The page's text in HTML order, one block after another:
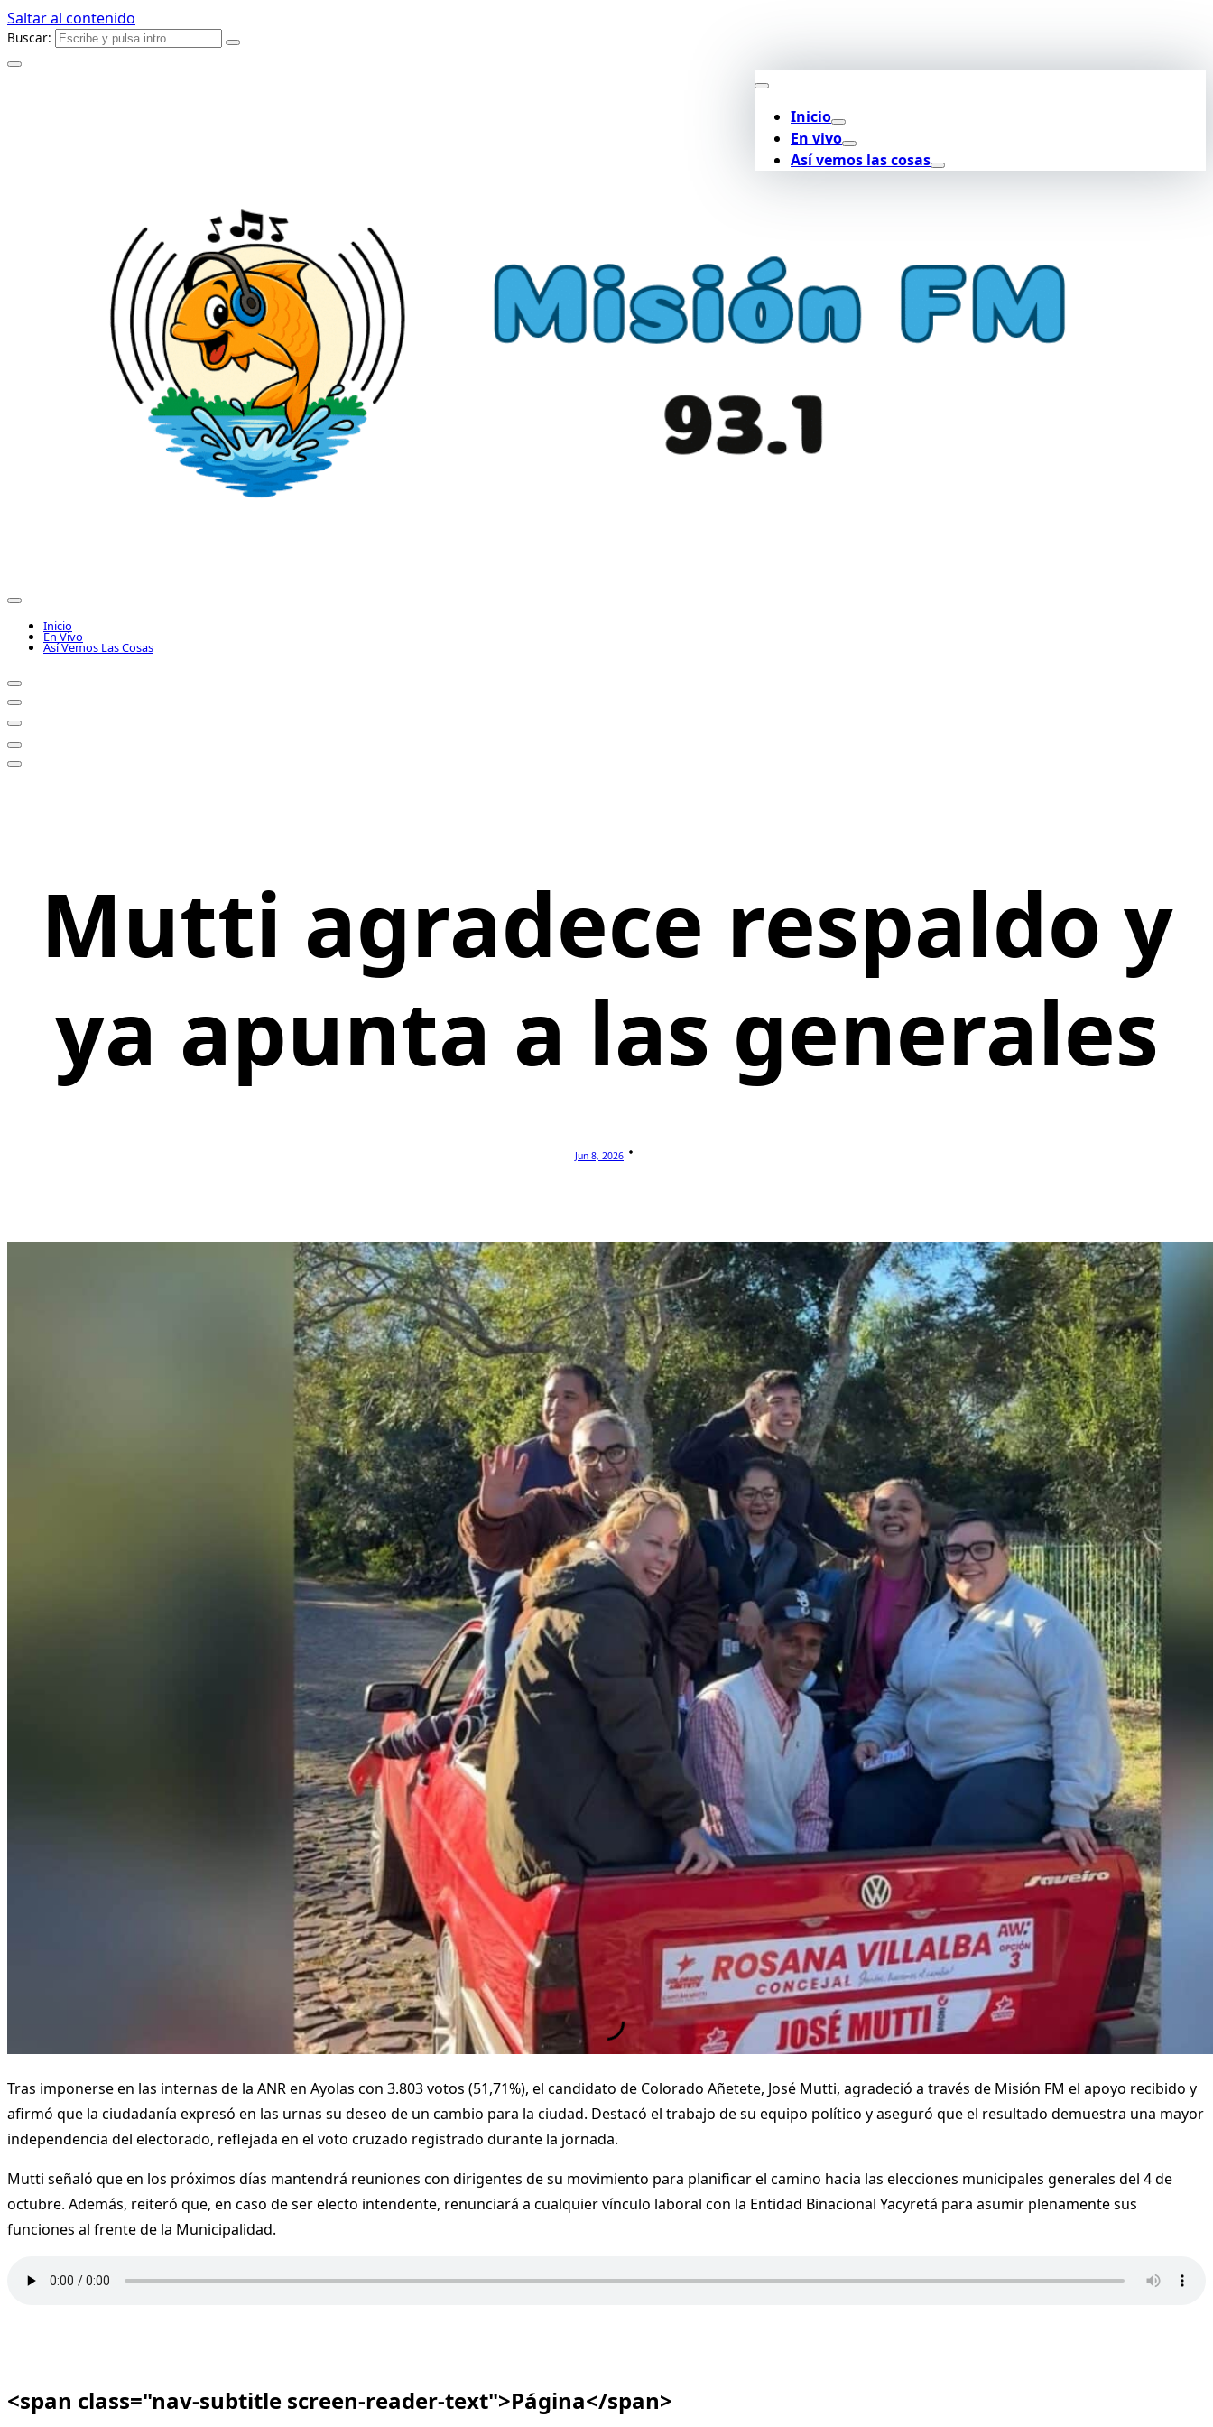
Saltar al contenido
Buscar:
Inicio
En vivo
Así vemos las cosas
Inicio
En Vivo
Así Vemos Las Cosas
Mutti agradece respaldo y
ya apunta a las generales
Jun 8, 2026
Tras imponerse en las internas de la ANR en Ayolas con 3.803 votos (51,71%), el candidato de Colorado Añetete, José Mutti, agradeció a través de Misión FM el apoyo recibido y
afirmó que la ciudadanía expresó en las urnas su deseo de un cambio para la ciudad. Destacó el trabajo de su equipo político y aseguró que el resultado demuestra una mayor
independencia del electorado, reflejada en el voto cruzado registrado durante la jornada.
Mutti señaló que en los próximos días mantendrá reuniones con dirigentes de su movimiento para planificar el camino hacia las elecciones municipales generales del 4 de
octubre. Además, reiteró que, en caso de ser electo intendente, renunciará a cualquier vínculo laboral con la Entidad Binacional Yacyretá para asumir plenamente sus
funciones al frente de la Municipalidad.
<span class="nav-subtitle screen-reader-text">Página</span>